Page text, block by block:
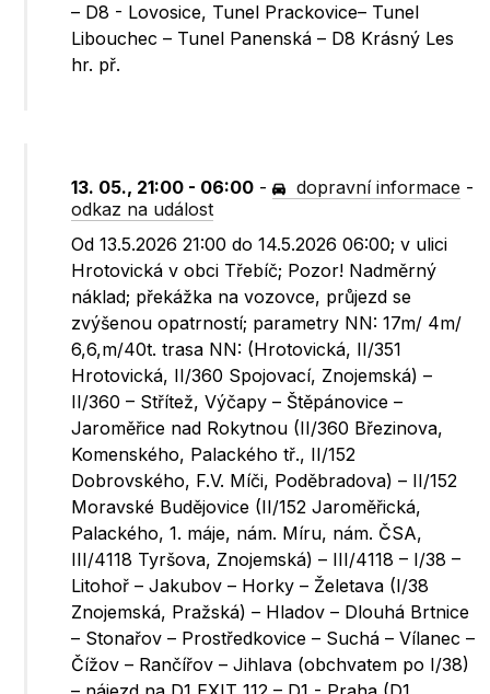
– D8 - Lovosice, Tunel Prackovice– Tunel
Libouchec – Tunel Panenská – D8 Krásný Les
hr. př.
13. 05., 21:00 - 06:00 - dopravní informace -
odkaz na událost
Od 13.5.2026 21:00 do 14.5.2026 06:00; v ulici
Hrotovická v obci Třebíč; Pozor! Nadměrný
náklad; překážka na vozovce, průjezd se
zvýšenou opatrností; parametry NN: 17m/ 4m/
6,6,m/40t. trasa NN: (Hrotovická, II/351
Hrotovická, II/360 Spojovací, Znojemská) –
II/360 – Střítež, Výčapy – Štěpánovice –
Jaroměřice nad Rokytnou (II/360 Březinova,
Komenského, Palackého tř., II/152
Dobrovského, F.V. Míči, Poděbradova) – II/152
Moravské Budějovice (II/152 Jaroměřická,
Palackého, 1. máje, nám. Míru, nám. ČSA,
III/4118 Tyršova, Znojemská) – III/4118 – I/38 –
Litohoř – Jakubov – Horky – Želetava (I/38
Znojemská, Pražská) – Hladov – Dlouhá Brtnice
– Stonařov – Prostředkovice – Suchá – Vílanec –
Čížov – Rančířov – Jihlava (obchvatem po I/38)